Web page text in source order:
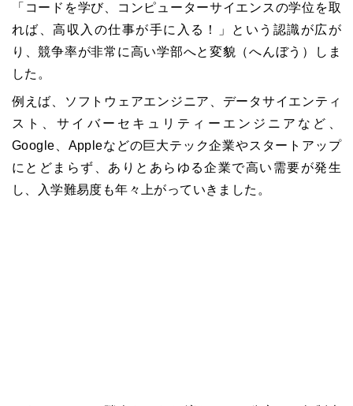
「コードを学び、コンピューターサイエンスの学位を取
れば、高収入の仕事が手に入る！」という認識が広が
り、競争率が非常に高い学部へと変貌（へんぼう）しま
した。
例えば、ソフトウェアエンジニア、データサイエンティ
スト、サイバーセキュリティーエンジニアなど、
Google、Appleなどの巨大テック企業やスタートアップ
にとどまらず、ありとあらゆる企業で高い需要が発生
し、入学難易度も年々上がっていきました。